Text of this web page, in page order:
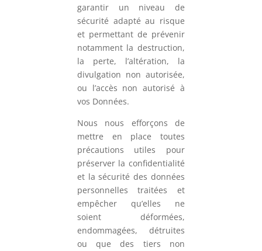
garantir un niveau de
sécurité adapté au risque
et permettant de prévenir
notamment la destruction,
la perte, l’altération, la
divulgation non autorisée,
ou l’accès non autorisé à
vos Données.
Nous nous efforçons de
mettre en place toutes
précautions utiles pour
préserver la confidentialité
et la sécurité des données
personnelles traitées et
empêcher qu’elles ne
soient déformées,
endommagées, détruites
ou que des tiers non